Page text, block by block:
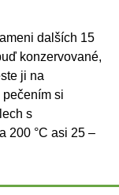
dalších 15
konzervované,
ji na
si
s
200 °C asi 25 –